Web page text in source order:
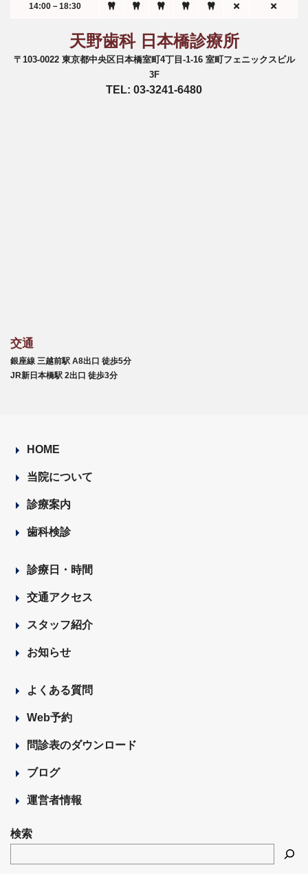
14:00－18:30
天野歯科 日本橋診療所
〒103-0022 東京都中央区日本橋室町4丁目-1-16 室町フェニックスビル
3F
TEL: 03-3241-6480
交通
銀座線 三越前駅 A8出口 徒歩5分
JR新日本橋駅 2出口 徒歩3分
HOME
当院について
診療案内
歯科検診
診療日・時間
交通アクセス
スタッフ紹介
お知らせ
よくある質問
Web予約
問診表のダウンロード
ブログ
運営者情報
検索